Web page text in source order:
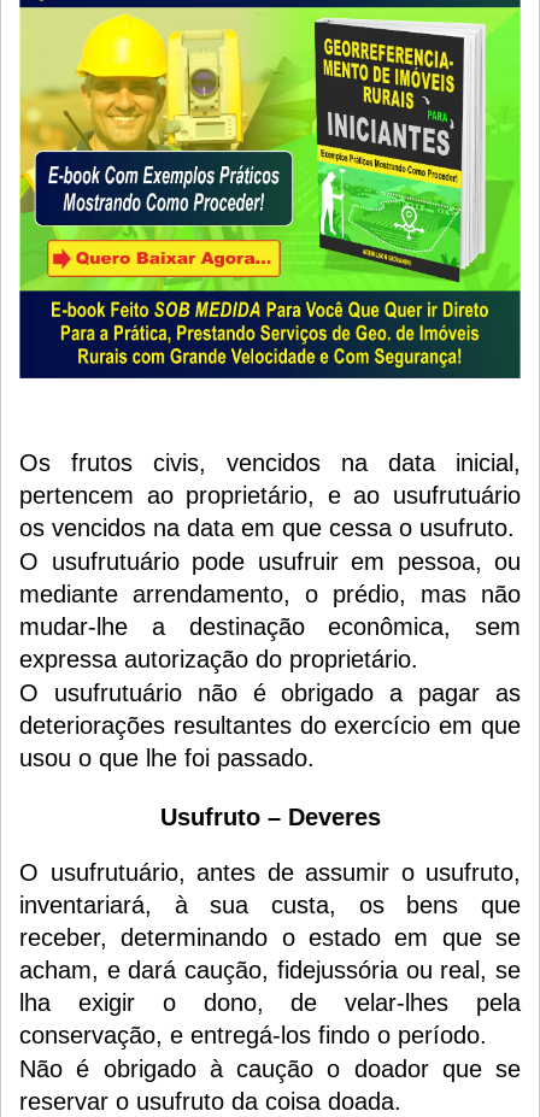
Os frutos civis, vencidos na data inicial,
pertencem ao proprietário, e ao usufrutuário
os vencidos na data em que cessa o usufruto.
O usufrutuário pode usufruir em pessoa, ou
mediante arrendamento, o prédio, mas não
mudar-lhe a destinação econômica, sem
expressa autorização do proprietário.
O usufrutuário não é obrigado a pagar as
deteriorações resultantes do exercício em que
usou o que lhe foi passado.
Usufruto – Deveres
O usufrutuário, antes de assumir o usufruto,
inventariará, à sua custa, os bens que
receber, determinando o estado em que se
acham, e dará caução, fidejussória ou real, se
lha exigir o dono, de velar-lhes pela
conservação, e entregá-los findo o período.
Não é obrigado à caução o doador que se
reservar o usufruto da coisa doada.